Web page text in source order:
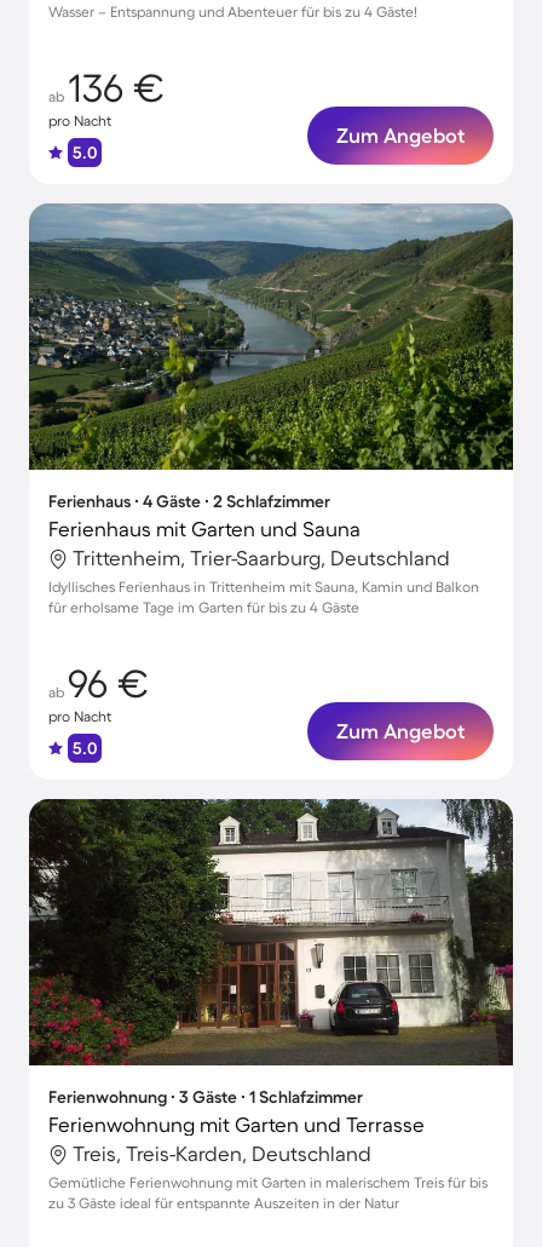
Wasser – Entspannung und Abenteuer für bis zu 4 Gäste!
ab 136 €
pro Nacht
5.0
Zum Angebot
Ferienhaus ∙ 4 Gäste ∙ 2 Schlafzimmer
Ferienhaus mit Garten und Sauna
Trittenheim, Trier-Saarburg, Deutschland
Idyllisches Ferienhaus in Trittenheim mit Sauna, Kamin und Balkon
für erholsame Tage im Garten für bis zu 4 Gäste
ab 96 €
pro Nacht
5.0
Zum Angebot
Ferienwohnung ∙ 3 Gäste ∙ 1 Schlafzimmer
Ferienwohnung mit Garten und Terrasse
Treis, Treis-Karden, Deutschland
Gemütliche Ferienwohnung mit Garten in malerischem Treis für bis
zu 3 Gäste ideal für entspannte Auszeiten in der Natur